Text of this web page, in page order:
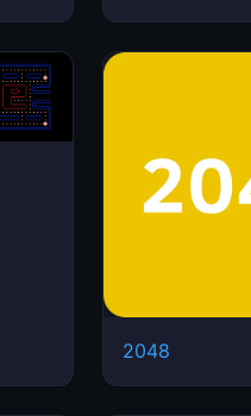
2048